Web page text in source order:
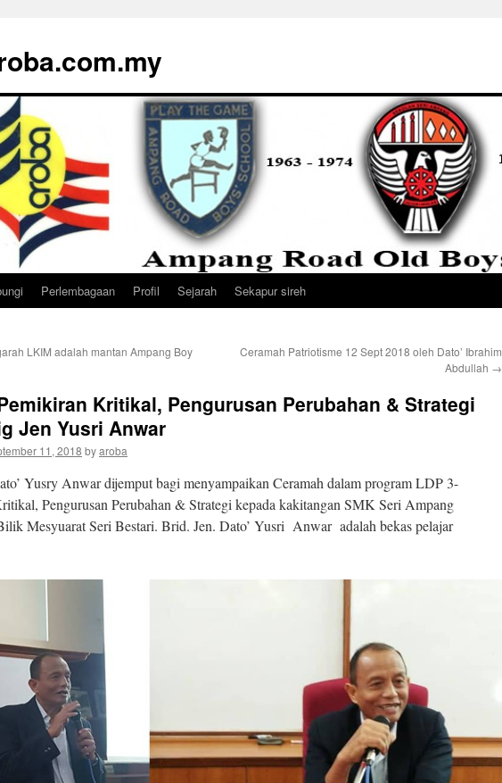
Perlembagaan Profil Sejarah Sekapur sireh
LKIM adalah mantan Ampang Boy
Ceramah Patriotisme 12 Sept 2018 oleh Dato’ Ibrahim
Abdullah →
Kritikal, Pengurusan Perubahan & Strategi
Jen Yusri Anwar
11, 2018 byaroba
Yusry Anwar dijemput bagi menyampaikan Ceramah dalam program LDP 3-
Pengurusan Perubahan & Strategi kepada kakitangan SMK Seri Ampang
Mesyuarat Seri Bestari. Brid. Jen. Dato’ Yusri Anwar adalah bekas pelajar